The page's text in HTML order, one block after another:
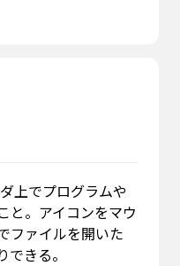
上でプログラムや
と。アイコンをマウ
ファイルを開いた
きる。